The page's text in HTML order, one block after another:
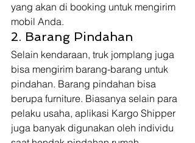
yang akan di booking untuk mengirim
mobil Anda.
2. Barang Pindahan
Selain kendaraan, truk jomplang juga
bisa mengirim barang-barang untuk
pindahan. Barang pindahan bisa
berupa furniture. Biasanya selain para
pelaku usaha, aplikasi Kargo Shipper
juga banyak digunakan oleh individu